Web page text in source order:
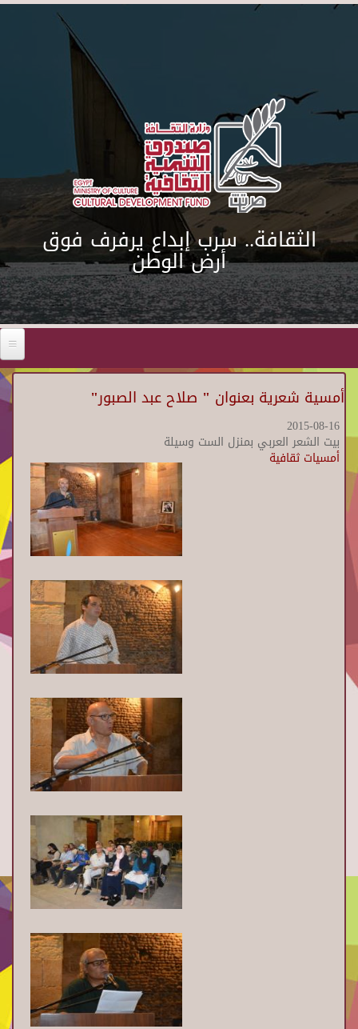
Skip to main content
الثقافة.. سرب إبداع يرفرف فوق
أرض الوطن
أمسية شعرية بعنوان " صلاح عبد الصبور"
2015-08-16
بيت الشعر العربي بمنزل الست وسيلة
أمسيات ثقافية